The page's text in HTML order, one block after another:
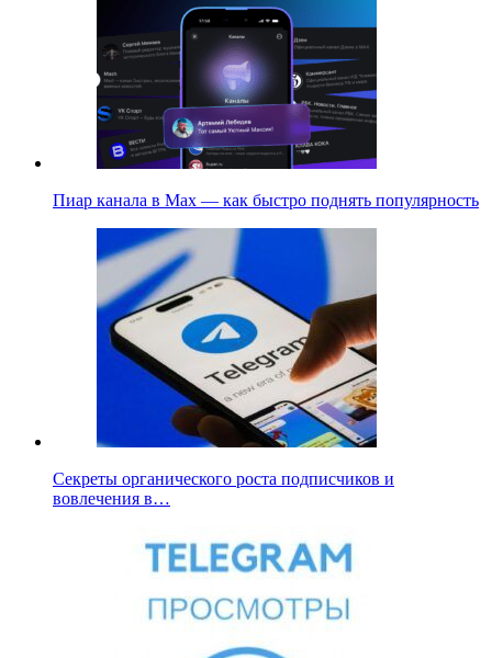
Пиар канала в Max — как быстро поднять популярность
Секреты органического роста подписчиков и
вовлечения в…